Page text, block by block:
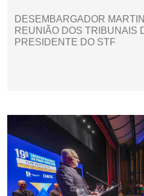
DESEMBARGADOR
REUNIÃO DOS TRIBUNAIS
PRESIDENTE DO STF